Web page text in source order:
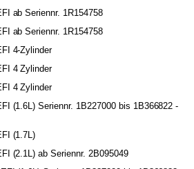
ab Seriennr. 1R154758
ab Seriennr. 1R154758
4-Zylinder
4 Zylinder
4 Zylinder
(1.6L) Seriennr. 1B227000 bis 1B366822 -
(1.7L)
(2.1L) ab Seriennr. 2B095049